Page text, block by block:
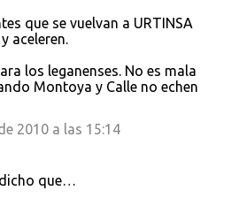
que se vuelvan a URTINSA
aceleren.
los leganenses. No es mala
Montoya y Calle no echen
2010 a las 15:14
que…